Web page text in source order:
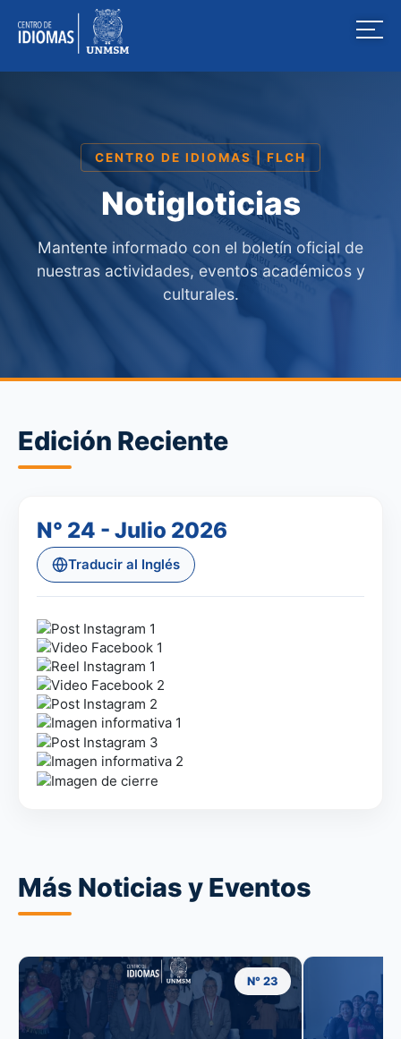
CENTRO DE IDIOMAS | FLCH
Notigloticias
Mantente informado con el boletín oficial de
nuestras actividades, eventos académicos y
culturales.
Edición Reciente
N° 24 - Julio 2026
Traducir al Inglés
Más Noticias y Eventos
N° 23